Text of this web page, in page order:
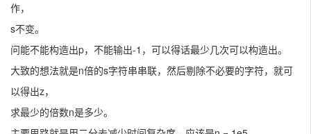
作，
s不变。
问能不能构造出p，不能输出-1，可以得话最少几次可以构造出。
大致的想法就是n倍的s字符串串联，然后剔除不必要的字符，就可
以得出z，
求最少的倍数n是多少。